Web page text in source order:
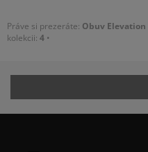
Práve si prezeráte: Obuv Elevation
kolekcii: 4 •